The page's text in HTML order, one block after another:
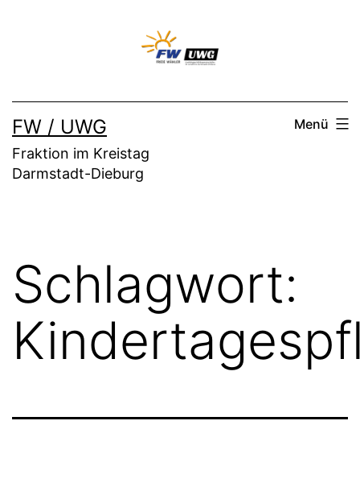
FW / UWG
Fraktion im Kreistag
Darmstadt-Dieburg
Menü
Schlagwort: